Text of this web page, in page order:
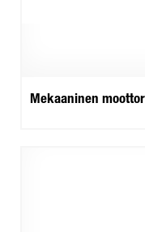
Mekaaninen